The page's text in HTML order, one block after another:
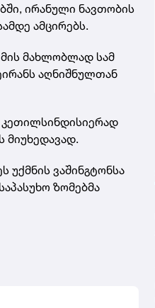
ირანული ნავთობის
ამცირებს.
მის მახლობლად სამ
აღნიშნულთან
კეთილსინდისიერად
მიუხედავად.
უქმნის ვაშინგტონსა
ზომებმა